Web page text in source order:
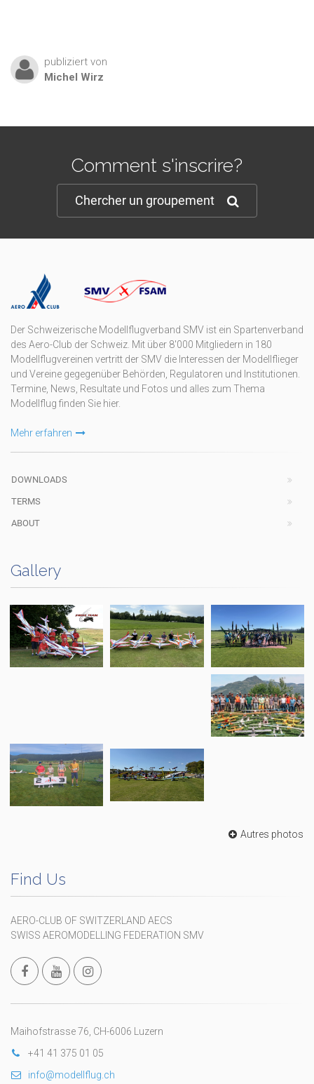
publiziert von
Michel Wirz
Comment s'inscrire?
Chercher un groupement
Der Schweizerische Modellflugverband SMV ist ein Spartenverband
des Aero-Club der Schweiz. Mit über 8'000 Mitgliedern in 180
Modellflugvereinen vertritt der SMV die Interessen der Modellflieger
und Vereine gegegenüber Behörden, Regulatoren und Institutionen.
Termine, News, Resultate und Fotos und alles zum Thema
Modellflug finden Sie hier.
Mehr erfahren
DOWNLOADS
TERMS
ABOUT
Gallery
Autres photos
Find Us
AERO-CLUB OF SWITZERLAND AECS
SWISS AEROMODELLING FEDERATION SMV
Maihofstrasse 76, CH-6006 Luzern
+41 41 375 01 05
info@modellflug.ch